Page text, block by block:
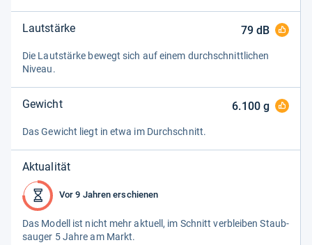
Lautstärke 79dB
Die Laut­stärke bewegt sich auf einem durch­schnitt­li­chen
Niveau.
Gewicht 6.100g
Das Gewicht liegt in etwa im Durch­schnitt.
Aktualität
Vor 9 Jahren erschienen
Das Modell ist nicht mehr aktu­ell, im Schnitt ver­blei­ben Staub­
sau­ger 5 Jahre am Markt.